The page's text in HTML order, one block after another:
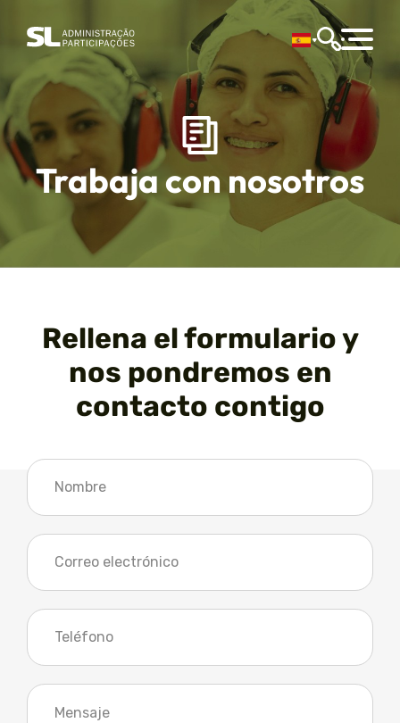
Trabaja con nosotros
Rellena el formulario y
nos pondremos en
contacto contigo